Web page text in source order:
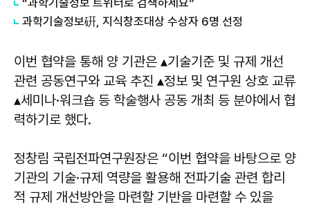
과학기술정보硏, 지식창조대상 수상자 6명 선정
이번 협약을 통해 양 기관은 ▴기술기준 및 규제 개선
관련 공동연구와 교육 추진 ▴정보 및 연구원 상호 교류
▴세미나·워크숍 등 학술행사 공동 개최 등 분야에서 협
력하기로 했다.
정창림 국립전파연구원장은 “이번 협약을 바탕으로 양
기관의 기술·규제 역량을 활용해 전파기술 관련 합리
적 규제 개선방안을 마련할 기반을 마련할 수 있을